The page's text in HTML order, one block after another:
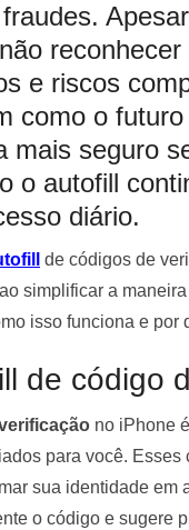
e riscos
como o
mais seguro
o autofill
diário.
de códigos de
simplificar a
isso funciona e por
de código
no iPhone
para você.
sua identidade em
o código e sugere